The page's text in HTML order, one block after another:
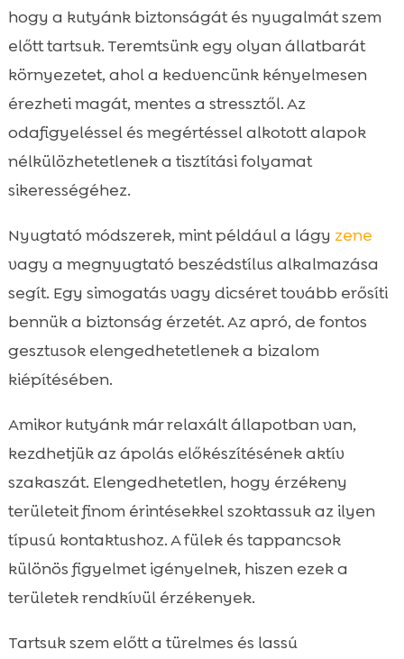
hogy a kutyánk biztonságát és nyugalmát szem
előtt tartsuk. Teremtsünk egy olyan állatbarát
környezetet, ahol a kedvencünk kényelmesen
érezheti magát, mentes a stressztől. Az
odafigyeléssel és megértéssel alkotott alapok
nélkülözhetetlenek a tisztítási folyamat
sikerességéhez.
Nyugtató módszerek, mint például a lágy zene
vagy a megnyugtató beszédstílus alkalmazása
segít. Egy simogatás vagy dicséret tovább erősíti
bennük a biztonság érzetét. Az apró, de fontos
gesztusok elengedhetetlenek a bizalom
kiépítésében.
Amikor kutyánk már relaxált állapotban van,
kezdhetjük az ápolás előkészítésének aktív
szakaszát. Elengedhetetlen, hogy érzékeny
területeit finom érintésekkel szoktassuk az ilyen
típusú kontaktushoz. A fülek és tappancsok
különös figyelmet igényelnek, hiszen ezek a
területek rendkívül érzékenyek.
Tartsuk szem előtt a türelmes és lassú